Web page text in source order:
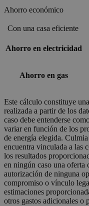
Ahorro económico
Con una casa eficiente
Ahorro en electricidad
Ahorro en gas
Este cálculo constituye
realizada a partir de los
caso debe entenderse
variar en función de los
de energía elegida.
encuentra vinculada a las
los resultados
en ningún caso una
autorización de ninguna
compromiso o vínculo
estimaciones
otros gastos adicionales o